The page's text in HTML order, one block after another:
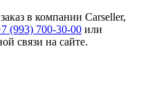
в компании Carseller,
(993) 700-30-00 или
связи на сайте.